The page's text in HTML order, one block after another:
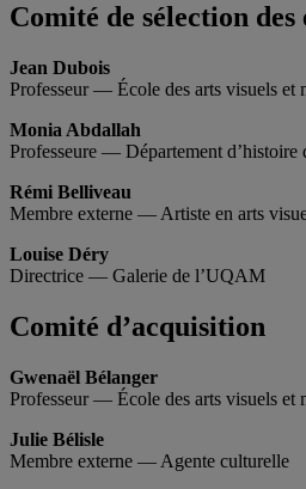
Comité de sélection des
Jean Dubois
Professeur — École des arts visuels
Monia Abdallah
Professeure — Département
Rémi Belliveau
Membre externe — Artiste en arts
Louise Déry
Directrice — Galerie de l’UQAM
Comité d’acquisition
Gwenaël Bélanger
Professeur — École des arts visuels
Julie Bélisle
Membre externe — Agente culturelle